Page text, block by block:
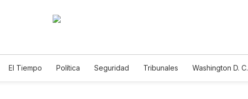
El Tiempo Política Seguridad Tribunales Washington D. C.